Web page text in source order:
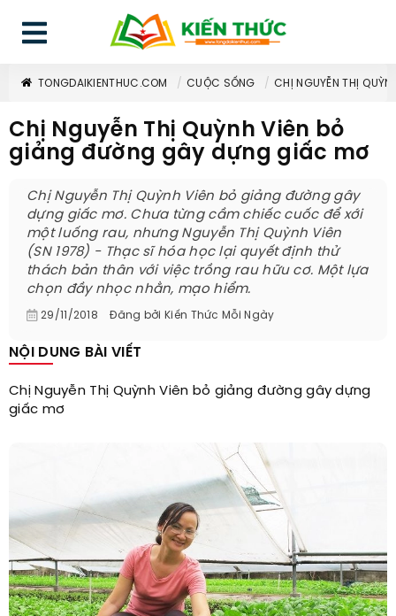
TONGDAIKIENTHUC.COM CUỘC SỐNG CHỊ NGUYỄN THỊ
Chị Nguyễn Thị Quỳnh Viên bỏ
giảng đường gây dựng giấc mơ
Chị Nguyễn Thị Quỳnh Viên bỏ giảng đường gây
dựng giấc mơ. Chưa từng cầm chiếc cuốc để xới
một luống rau, nhưng Nguyễn Thị Quỳnh Viên
(SN 1978) - Thạc sĩ hóa học lại quyết định thử
thách bản thân với việc trồng rau hữu cơ. Một lựa
chọn đầy nhọc nhằn, mạo hiểm.
29/11/2018 Đăng bởi Kiến Thức Mỗi Ngày
NỘI DUNG BÀI VIẾT
Chị Nguyễn Thị Quỳnh Viên bỏ giảng đường gây dựng
giấc mơ